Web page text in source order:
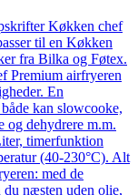
Køkken chef
til en Køkken
fra Bilka og Føtex.
Premium airfryeren
En
kan slowcooke,
og dehydrere m.m.
timerfunktion
(40-230°C). Alt
med de
næsten uden olie,